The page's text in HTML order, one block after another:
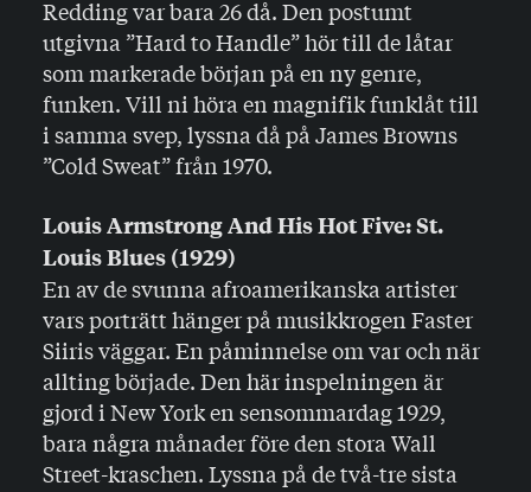
Redding var bara 26 då. Den postumt
utgivna ”Hard to Handle” hör till de låtar
som markerade början på en ny genre,
funken. Vill ni höra en magnifik funklåt till
i samma svep, lyssna då på James Browns
”Cold Sweat” från 1970.
Louis Armstrong And His Hot Five: St.
Louis Blues (1929)
En av de svunna afroamerikanska artister
vars porträtt hänger på musikkrogen Faster
Siiris väggar. En påminnelse om var och när
allting började. Den här inspelningen är
gjord i New York en sensommardag 1929,
bara några månader före den stora Wall
Street-kraschen. Lyssna på de två-tre sista